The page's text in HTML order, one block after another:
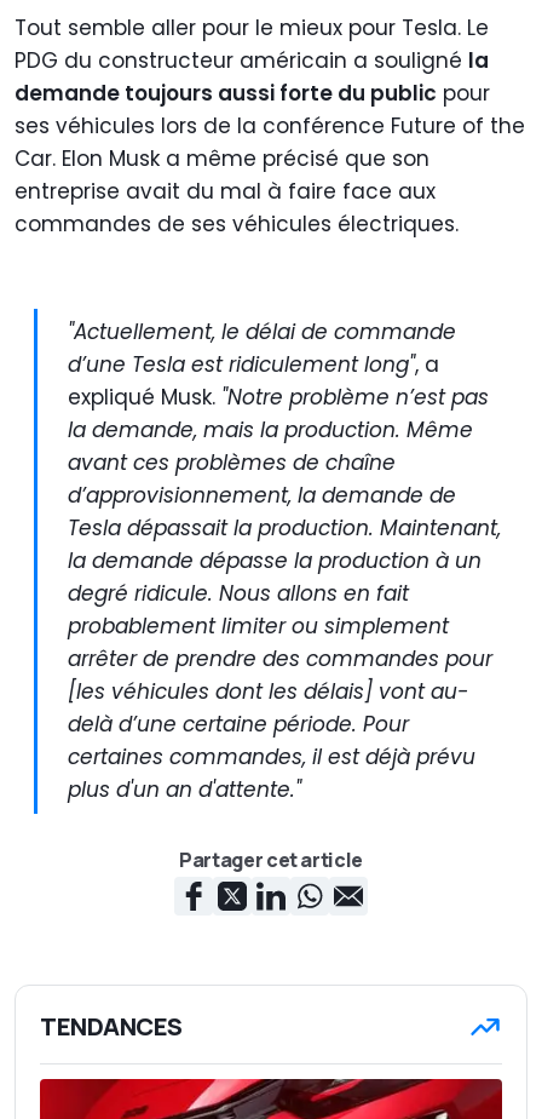
Tout semble aller pour le mieux pour Tesla. Le
PDG du constructeur américain a souligné la
demande toujours aussi forte du public pour
ses véhicules lors de la conférence Future of the
Car. Elon Musk a même précisé que son
entreprise avait du mal à faire face aux
commandes de ses véhicules électriques.
"Actuellement, le délai de commande
d’une Tesla est ridiculement long", a
expliqué Musk. "Notre problème n’est pas
la demande, mais la production. Même
avant ces problèmes de chaîne
d’approvisionnement, la demande de
Tesla dépassait la production. Maintenant,
la demande dépasse la production à un
degré ridicule. Nous allons en fait
probablement limiter ou simplement
arrêter de prendre des commandes pour
[les véhicules dont les délais] vont au-
delà d’une certaine période. Pour
certaines commandes, il est déjà prévu
plus d'un an d'attente."
Partager cet article
TENDANCES